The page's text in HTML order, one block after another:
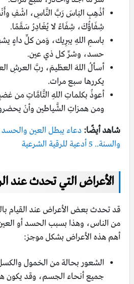
أذْهِبِ البَاسَ رَبَّ النَّاسِ، اشْفِ
شِفَاؤُكَ، شِفَاءً لا يُغَادِرُ سَقَمًا.
باسمِ اللهِ يبرِيك، وَمن كلِّ داءٍ
حسد، وشرِّ كل ذي عين.
أسألُ اللهَ العظيمَ، ربَّ العرشِ
يكررها سبع مرات.
أعوذُ بكلماتِ اللهِ التَّامَّاتِ من
ومن همزاتِ الشَّياطين وأنْ
شاهد أيضًا: دعاء يبطل العين والحسد
والسنة.. 5 أدعية للرقية الشرعية
الأعراض التي تحدث عند
قد تحدث بعض الأعراض عند القيام
من الناس، وهذا بسبب الحسد أو
أهم هذه الأعراض بشكل موجز:
الشعور بحالة من الخمول
جميع أنحاء الجسم، وقد يكون